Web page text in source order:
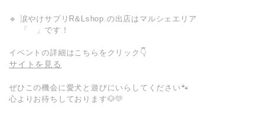
🔹 涙やけサプリR&Lshop.の出店はマルシェエリア
「 」です！
イベントの詳細はこちらをクリック👇
サイトを見る
ぜひこの機会に愛犬と遊びにいらしてください🐾
心よりお待ちしております🐶💛